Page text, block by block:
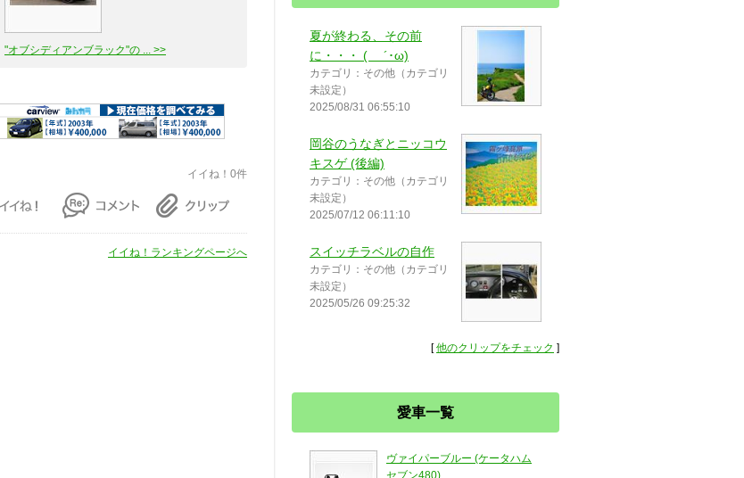
"オブシディアンブラック"の ... >>
イイね！0件
イイね！ランキングページへ
夏が終わる、その前
に・・・ ( ´･ω)
カテゴリ：その他（カテゴリ
未設定）
2025/08/31 06:55:10
岡谷のうなぎとニッコウ
キスゲ (後編)
カテゴリ：その他（カテゴリ
未設定）
2025/07/12 06:11:10
スイッチラベルの自作
カテゴリ：その他（カテゴリ
未設定）
2025/05/26 09:25:32
[他のクリップをチェック ]
愛車一覧
ヴァイパーブルー (ケータハム
セブン480)